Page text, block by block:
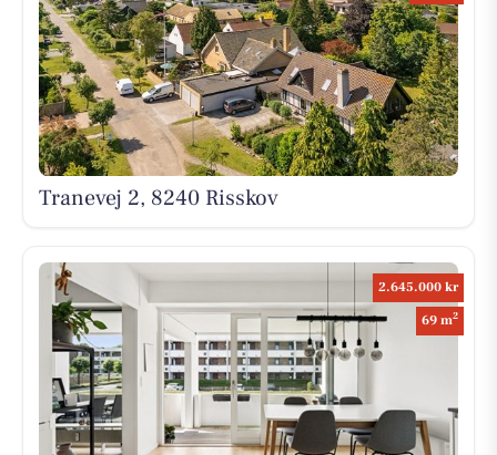
Tranevej 2, 8240 Risskov
2.645.000 kr
69 m2